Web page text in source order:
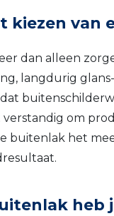
kiezen van
dan alleen
langdurig
verstandig om
buitenlak het
heb